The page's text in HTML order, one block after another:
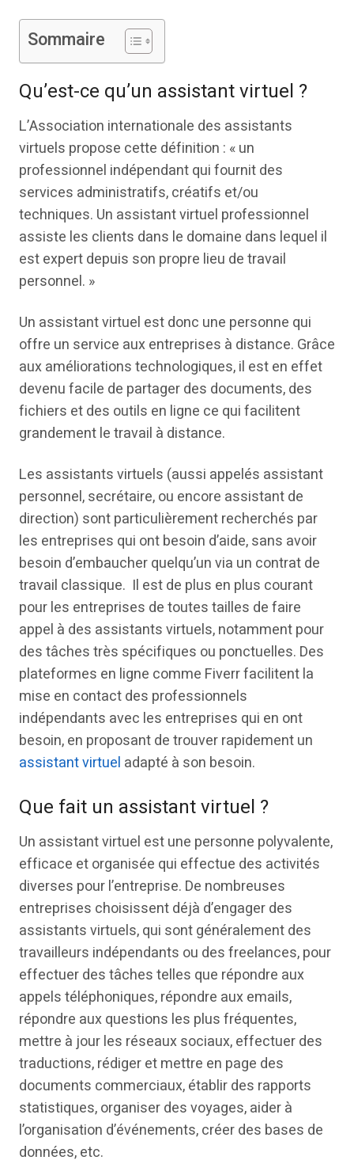
Sommaire
Qu’est-ce qu’un assistant virtuel ?
L’Association internationale des assistants
virtuels propose cette définition : « un
professionnel indépendant qui fournit des
services administratifs, créatifs et/ou
techniques. Un assistant virtuel professionnel
assiste les clients dans le domaine dans lequel il
est expert depuis son propre lieu de travail
personnel. »
Un assistant virtuel est donc une personne qui
offre un service aux entreprises à distance. Grâce
aux améliorations technologiques, il est en effet
devenu facile de partager des documents, des
fichiers et des outils en ligne ce qui facilitent
grandement le travail à distance.
Les assistants virtuels (aussi appelés assistant
personnel, secrétaire, ou encore assistant de
direction) sont particulièrement recherchés par
les entreprises qui ont besoin d’aide, sans avoir
besoin d’embaucher quelqu’un via un contrat de
travail classique. Il est de plus en plus courant
pour les entreprises de toutes tailles de faire
appel à des assistants virtuels, notamment pour
des tâches très spécifiques ou ponctuelles. Des
plateformes en ligne comme Fiverr facilitent la
mise en contact des professionnels
indépendants avec les entreprises qui en ont
besoin, en proposant de trouver rapidement un
assistant virtuel adapté à son besoin.
Que fait un assistant virtuel ?
Un assistant virtuel est une personne polyvalente,
efficace et organisée qui effectue des activités
diverses pour l’entreprise. De nombreuses
entreprises choisissent déjà d’engager des
assistants virtuels, qui sont généralement des
travailleurs indépendants ou des freelances, pour
effectuer des tâches telles que répondre aux
appels téléphoniques, répondre aux emails,
répondre aux questions les plus fréquentes,
mettre à jour les réseaux sociaux, effectuer des
traductions, rédiger et mettre en page des
documents commerciaux, établir des rapports
statistiques, organiser des voyages, aider à
l’organisation d’événements, créer des bases de
données, etc.